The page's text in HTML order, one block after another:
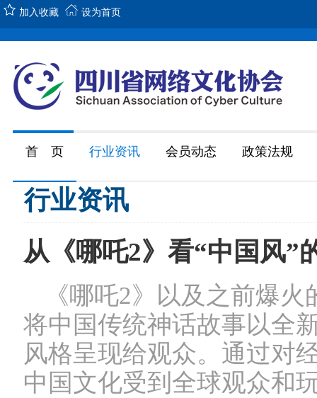
加入收藏 设为首页
首 页 行业资讯 会员动态 政策法规
行业资讯
从《哪吒2》看“中国风”
《哪吒2》以及之前爆
将中国传统神话故事以全
风格呈现给观众。通过对
中国文化受到全球观众